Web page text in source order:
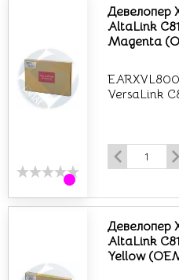
Девелопер
AltaLink
Magenta
VersaLink
Девелопер
AltaLink
Yellow